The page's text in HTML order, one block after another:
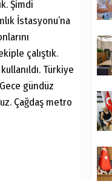
Şimdi
İstasyonu’na
çalıştık.
Türkiye
gündüz
Çağdaş metro